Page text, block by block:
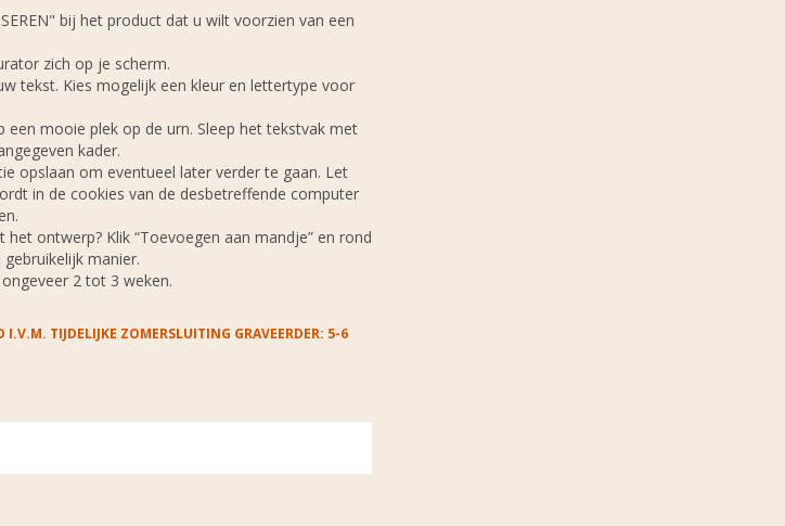
bij het product dat u wilt voorzien van een
zich op je scherm.
tekst. Kies mogelijk een kleur en lettertype voor
een mooie plek op de urn. Sleep het tekstvak met
kader.
opslaan om eventueel later verder te gaan. Let
in de cookies van de desbetreffende computer
het ontwerp? Klik “Toevoegen aan mandje” en rond
manier.
2 tot 3 weken.
I.V.M. TIJDELIJKE ZOMERSLUITING GRAVEERDER: 5-6